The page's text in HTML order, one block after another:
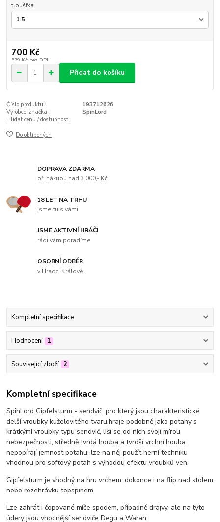
tloušťka
700 Kč
579 Kč bez DPH
Přidat do košíku
Číslo produktu:
193712626
Výrobce-značka:
SpinLord
Hlídat cenu / dostupnost
Do oblíbených
DOPRAVA ZDARMA
při nákupu nad 3.000,- Kč
18 LET NA TRHU
jsme tu s vámi
JSME AKTIVNÍ HRÁČI
rádi vám poradíme
OSOBNÍ ODBĚR
v Hradci Králové
Kompletní specifikace
Hodnocení 1
Související zboží 2
Kompletní specifikace
SpinLord Gipfelsturm - sendvič, pro který jsou charakteristické
delší vroubky kuželovitého tvaru,hraje podobně jako potahy s
krátkými vroubky typu sendvič, liší se od nich svojí mírou
nebezpečnosti, středně tvrdá houba a tvrdší vrchní houba
nepopírají jemnost potahu, lze na něj použít herní techniku
vhodnou pro softový potah s výhodou efektu vroubků ven.
Gipfelsturm je vhodný na hru vrchem, dokonce i na flip nad stolem
nebo rozehrávku topspinem.
Lze zahrát i čopované míče spodem, případně drajvy, ale na tyto
údery jsou vhodnější sendviče Degu a Waran.